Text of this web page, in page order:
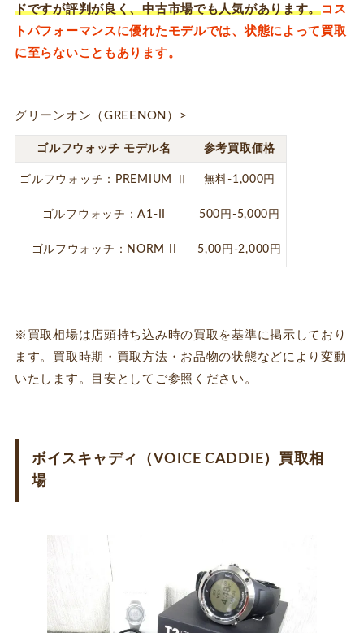
ドですが評判が良く、中古市場でも人気があります。コス
トパフォーマンスに優れたモデルでは、状態によって買取
に至らないこともあります。
グリーンオン（GREENON）>
ゴルフウォッチ モデル名 参考買取価格
ゴルフウォッチ：PREMIUM Ⅱ 無料-1,000円
ゴルフウォッチ：A1-II 500円-5,000円
ゴルフウォッチ：NORM II 5,00円-2,000円
※買取相場は店頭持ち込み時の買取を基準に掲示しており
ます。買取時期・買取方法・お品物の状態などにより変動
いたします。目安としてご参照ください。
ボイスキャディ（VOICE CADDIE）買取相
場